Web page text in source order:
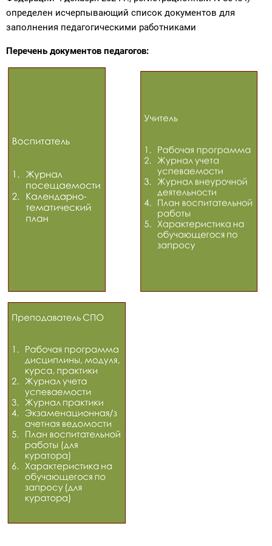
определен исчерпывающий список документов для
заполнения педагогическими работниками
Перечень документов педагогов: